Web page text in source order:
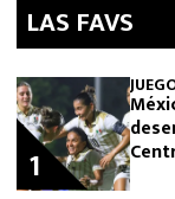
LAS FAVS
1